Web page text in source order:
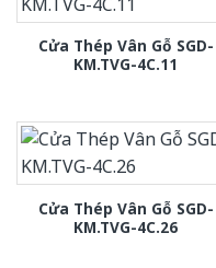
Cửa Thép Vân Gỗ SGD-
KM.TVG-4C.11
Cửa Thép Vân Gỗ SGD-
KM.TVG-4C.26